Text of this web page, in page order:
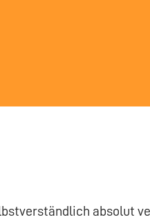
absolut